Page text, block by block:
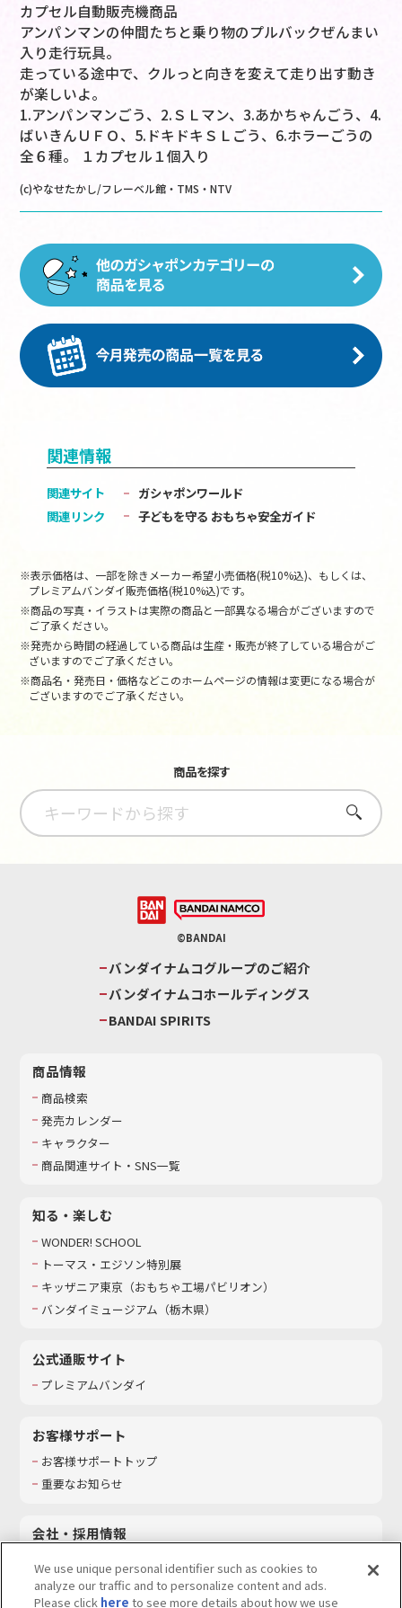
カプセル自動販売機商品
アンパンマンの仲間たちと乗り物のプルバックぜんまい
入り走行玩具。
走っている途中で、クルっと向きを変えて走り出す動き
が楽しいよ。
1.アンパンマンごう、2.ＳＬマン、3.あかちゃんごう、4.
ばいきんＵＦＯ、5.ドキドキＳＬごう、6.ホラーごうの
全６種。 １カプセル１個入り
(c)やなせたかし/フレーベル館・TMS・NTV
関連情報
関連サイト
ガシャポンワールド
関連リンク
子どもを守る おもちゃ安全ガイド
※表示価格は、一部を除きメーカー希望小売価格(税10%込)、もしくは、
プレミアムバンダイ販売価格(税10%込)です。
※商品の写真・イラストは実際の商品と一部異なる場合がございますので
ご了承ください。
※発売から時間の経過している商品は生産・販売が終了している場合がご
ざいますのでご了承ください。
※商品名・発売日・価格などこのホームページの情報は変更になる場合が
ございますのでご了承ください。
商品を探す
さがす
©BANDAI
バンダイナムコグループのご紹介
バンダイナムコホールディングス
BANDAI SPIRITS
商品情報
商品検索
発売カレンダー
キャラクター
商品関連サイト・SNS一覧
知る・楽しむ
WONDER! SCHOOL
トーマス・エジソン特別展
キッザニア東京（おもちゃ工場パビリオン）​
バンダイミュージアム（栃木県）
公式通販サイト
プレミアムバンダイ
お客様サポート
お客様サポートトップ
重要なお知らせ
会社・採用情報
採用情報
We use unique personal identifier such as cookies to
analyze our traffic and to personalize content and ads.
Please click here to see more details about how we use